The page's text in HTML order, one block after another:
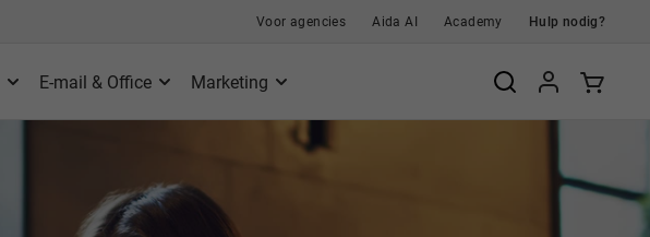
Voor agencies Aida AI Academy Hulp nodig?
E-mail & Office Marketing